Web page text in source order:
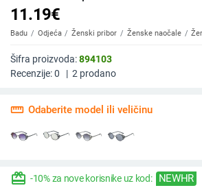
11.19€
Badu Odjeća Ženski pribor Ženske naočale
Šifra proizvoda:894103
Recenzije:0 | 2 prodano
straighten Odaberite model ili veličinu
redeem -10% za nove korisnike uz kod: NEWHR